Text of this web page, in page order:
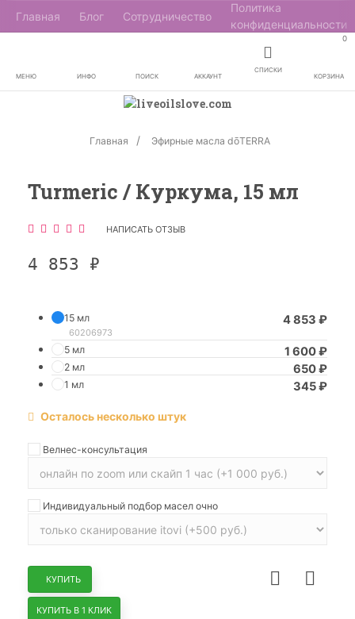
Главная Блог Сотрудничество
Политика
конфиденциальности
МЕНЮ ИНФО ПОИСК АККАУНТ
СПИСКИ
0
КОРЗИНА
Главная Эфирные масла dōTERRA
Turmeric / Куркума, 15 мл
НАПИСАТЬ ОТЗЫВ
4 853 ₽
4 853 ₽
15 мл
60206973
1 600₽
5 мл
650₽
2 мл
345₽
1 мл
Осталось несколько штук
Велнес-консультация
Индивидуальный подбор масел очно
КУПИТЬ
КУПИТЬ В 1 КЛИК